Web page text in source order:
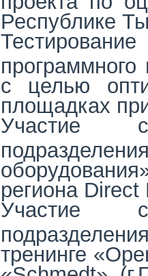
Республике
программного
с целью
площадках
Участие
региона
Участие
тренинге
«Schmedt».